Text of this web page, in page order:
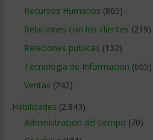
Recursos Humanos (865)
Relaciones con los clientes (219)
Relaciones publicas (132)
Tecnologia de Informacion (665)
Ventas (242)
Habilidades (2.843)
Administracion del tiempo (70)